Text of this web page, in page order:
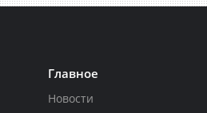
Главное
Новости